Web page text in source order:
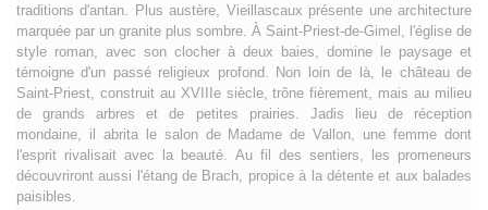
traditions d'antan. Plus austère, Vieillascaux présente une architecture
marquée par un granite plus sombre. À Saint-Priest-de-Gimel, l'église de
style roman, avec son clocher à deux baies, domine le paysage et
témoigne d'un passé religieux profond. Non loin de là, le château de
Saint-Priest, construit au XVIIIe siècle, trône fièrement, mais au milieu
de grands arbres et de petites prairies. Jadis lieu de réception
mondaine, il abrita le salon de Madame de Vallon, une femme dont
l'esprit rivalisait avec la beauté. Au fil des sentiers, les promeneurs
découvriront aussi l'étang de Brach, propice à la détente et aux balades
paisibles.